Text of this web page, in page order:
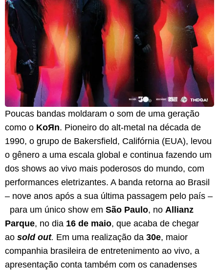
Poucas bandas moldaram o som de uma geração
como o KoЯn. Pioneiro do alt-metal na década de
1990, o grupo de Bakersfield, Califórnia (EUA), levou
o gênero a uma escala global e continua fazendo um
dos shows ao vivo mais poderosos do mundo, com
performances eletrizantes. A banda retorna ao Brasil
– nove anos após a sua última passagem pelo país –
para um único show em São Paulo, no Allianz
Parque, no dia 16 de maio, que acaba de chegar
ao sold out. Em uma realização da 30e, maior
companhia brasileira de entretenimento ao vivo, a
apresentação conta também com os canadenses